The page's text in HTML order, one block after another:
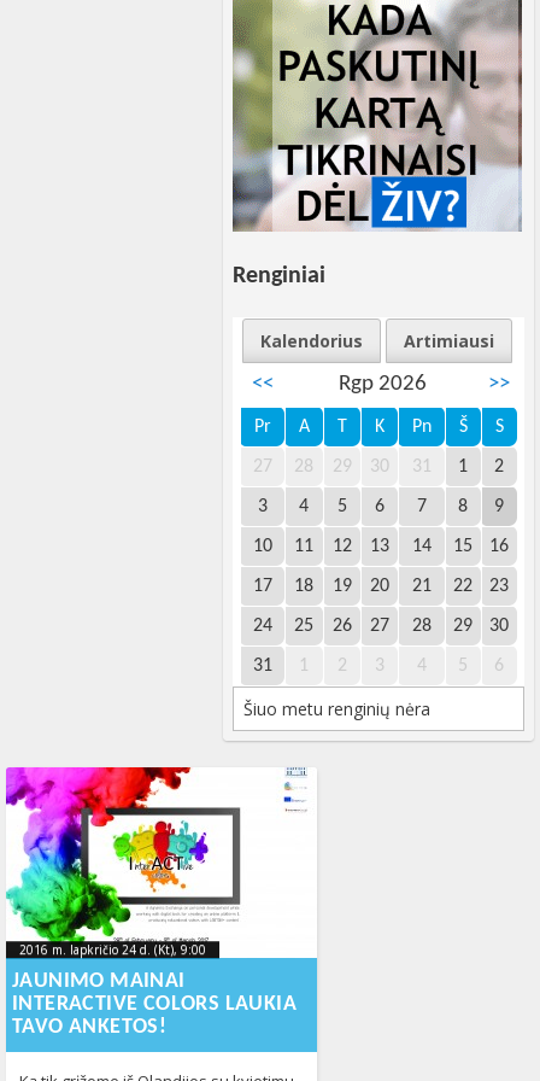
Renginiai
Kalendorius
Artimiausi
<<
Rgp 2026 >>
Pr A T K Pn Š S
27 28 29 30 31 1 2
3 4 5 6 7 8 9
10 11 12 13 14 15 16
17 18 19 20 21 22 23
24 25 26 27 28 29 30
31 1 2 3 4 5 6
Šiuo metu renginių nėra
2016 m. lapkričio 24 d. (Kt), 9:00
2016-11-24T12:34:02+00:00
2016 m. lapkričio 24 d. (Kt), 9:00
2016-11-
JAUNIMO MAINAI
INTERACTIVE COLORS LAUKIA
TAVO ANKETOS!